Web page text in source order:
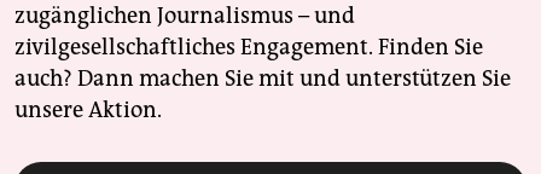
zugänglichen Journalismus – und
zivilgesellschaftliches Engagement. Finden Sie
auch? Dann machen Sie mit und unterstützen Sie
unsere Aktion.